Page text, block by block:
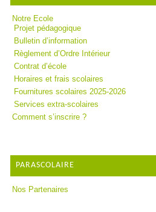
Notre Ecole
Projet pédagogique
Bulletin d’information
Règlement d’Ordre Intérieur
Contrat d’école
Horaires et frais scolaires
Fournitures scolaires 2025-2026
Services extra-scolaires
Comment s’inscrire ?
PARASCOLAIRE
Nos Partenaires